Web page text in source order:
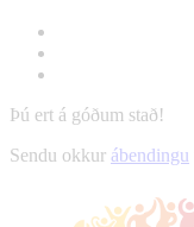
Þú ert á góðum stað!
Sendu okkur ábendingu